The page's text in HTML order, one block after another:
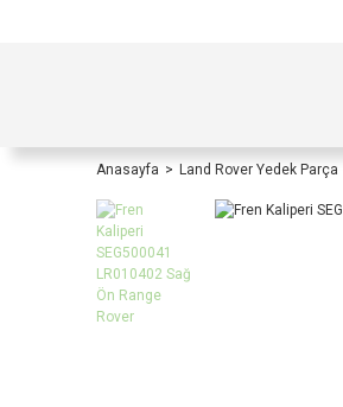
Anasayfa Land Rover Yedek Parça